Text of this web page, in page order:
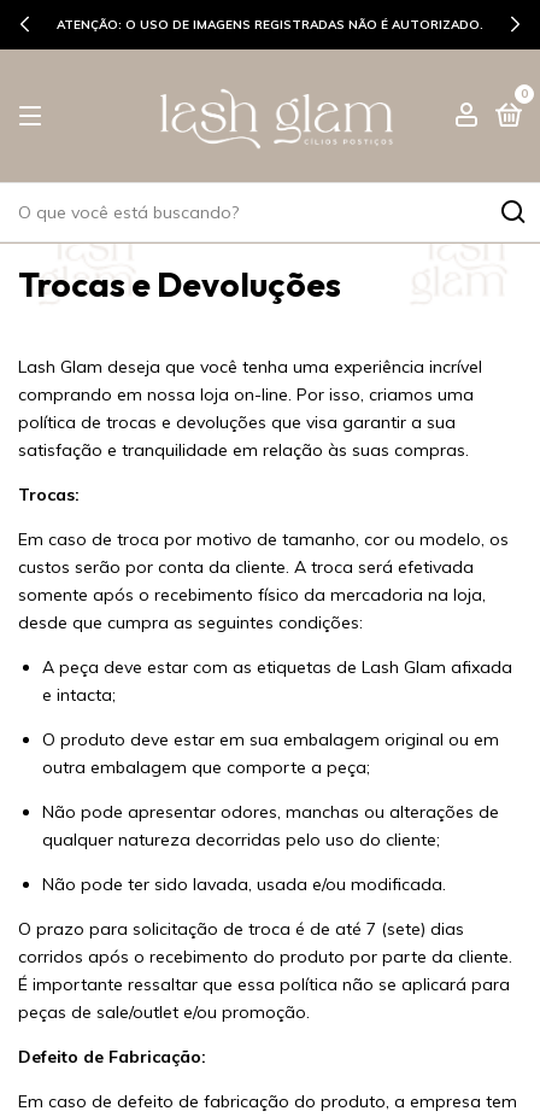
ATENÇÃO: O USO DE IMAGENS REGISTRADAS NÃO É AUTORIZADO.
0
Trocas e Devoluções
Lash Glam deseja que você tenha uma experiência incrível
comprando em nossa loja on-line. Por isso, criamos uma
política de trocas e devoluções que visa garantir a sua
satisfação e tranquilidade em relação às suas compras.
Trocas:
Em caso de troca por motivo de tamanho, cor ou modelo, os
custos serão por conta da cliente. A troca será efetivada
somente após o recebimento físico da mercadoria na loja,
desde que cumpra as seguintes condições:
A peça deve estar com as etiquetas de Lash Glam afixada
e intacta;
O produto deve estar em sua embalagem original ou em
outra embalagem que comporte a peça;
Não pode apresentar odores, manchas ou alterações de
qualquer natureza decorridas pelo uso do cliente;
Não pode ter sido lavada, usada e/ou modificada.
O prazo para solicitação de troca é de até 7 (sete) dias
corridos após o recebimento do produto por parte da cliente.
É importante ressaltar que essa política não se aplicará para
peças de sale/outlet e/ou promoção.
Defeito de Fabricação:
Em caso de defeito de fabricação do produto, a empresa tem